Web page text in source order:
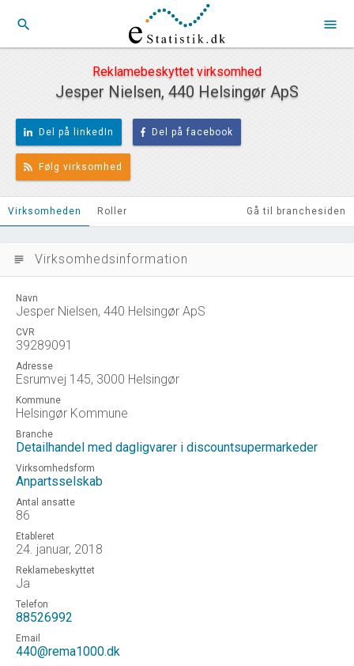
search menu
Reklamebeskyttet virksomhed
Jesper Nielsen, 440 Helsingør ApS
Del på linkedIn Del på facebook
Følg virksomhed
Virksomheden Roller Gå til branchesiden
subject Virksomhedsinformation
Navn
Jesper Nielsen, 440 Helsingør ApS
CVR
39289091
Adresse
Esrumvej 145, 3000 Helsingør
Kommune
Helsingør Kommune
Branche
Detailhandel med dagligvarer i discountsupermarkeder
Virksomhedsform
Anpartsselskab
Antal ansatte
86
Etableret
24. januar, 2018
Reklamebeskyttet
Ja
Telefon
88526992
Email
440@rema1000.dk